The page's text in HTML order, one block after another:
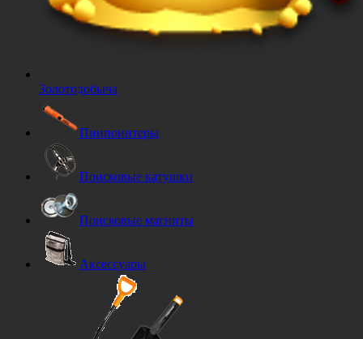
Золотодобыча
Пинпоинтеры
Поисковые катушки
Поисковые магниты
Аксессуары